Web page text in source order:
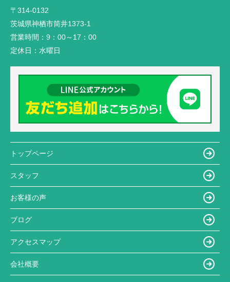
〒314-0132
茨城県神栖市筒井1373-1
営業時間： 9：00～17：00
定休日： 水曜日
トップページ
スタッフ
お客様の声
ブログ
アクセスマップ
会社概要